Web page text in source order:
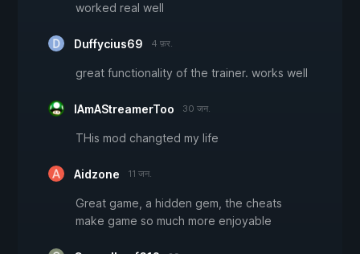
worked real well
Duffycius69 4 फ़र.
great functionality of the trainer. works well
IAmAStreamerToo 30 जन.
THis mod changted my life
Aidzone 11 जन.
Great game, a hidden gem, the cheats
make game so much more enjoyable